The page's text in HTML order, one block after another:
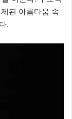
된 아름다움 속
.